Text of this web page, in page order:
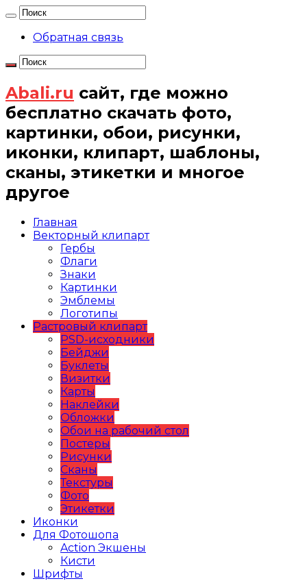
Обратная связь
Abali.ru сайт, где можно
бесплатно скачать фото,
картинки, обои, рисунки,
иконки, клипарт, шаблоны,
сканы, этикетки и многое
другое
Главная
Векторный клипарт
Гербы
Флаги
Знаки
Картинки
Эмблемы
Логотипы
Растровый клипарт
PSD-исходники
Бейджи
Буклеты
Визитки
Карты
Наклейки
Обложки
Обои на рабочий стол
Постеры
Рисунки
Сканы
Текстуры
Фото
Этикетки
Иконки
Для Фотошопа
Action Экшены
Кисти
Шрифты